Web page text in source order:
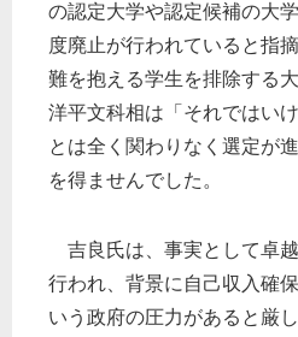
の認定大学や認定候補の大
度廃止が行われていると指
難を抱える学生を排除する
洋平文科相は「それではい
とは全く関わりなく選定が
を得ませんでした。
吉良氏は、事実として卓
行われ、背景に自己収入確
いう政府の圧力があると厳